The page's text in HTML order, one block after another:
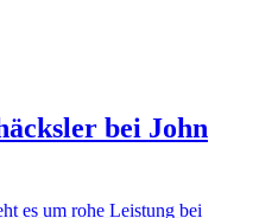
bei John
es um rohe Leis­tung bei